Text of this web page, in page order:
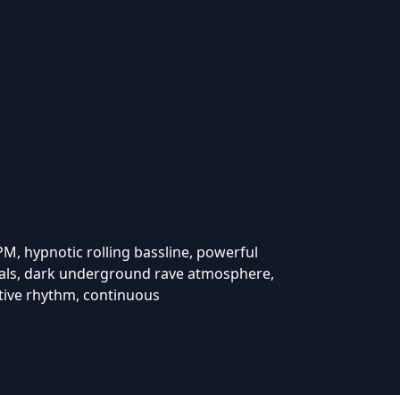
hypnotic rolling bassline, powerful
dark underground rave atmosphere,
rhythm, continuous